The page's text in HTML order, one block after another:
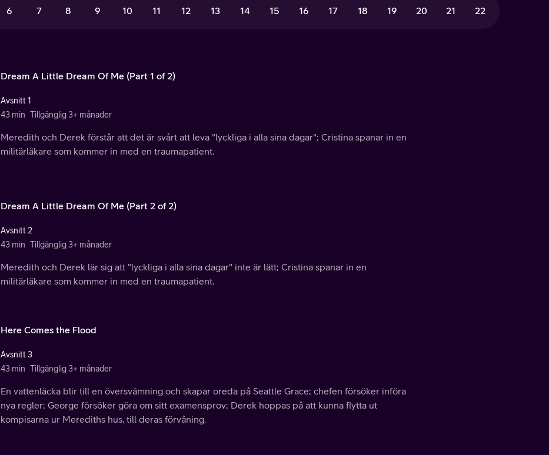
6 7 8 9 10 11 12 13 14 15 16 17 18 19 20 21 22
Dream A Little Dream Of Me (Part 1 of 2)
Avsnitt 1
43 min Tillgänglig 3+ månader
Meredith och Derek förstår att det är svårt att leva "lyckliga i alla sina dagar"; Cristina spanar in en
militärläkare som kommer in med en traumapatient.
Dream A Little Dream Of Me (Part 2 of 2)
Avsnitt 2
43 min Tillgänglig 3+ månader
Meredith och Derek lär sig att "lyckliga i alla sina dagar" inte är lätt; Cristina spanar in en
militärläkare som kommer in med en traumapatient.
Here Comes the Flood
Avsnitt 3
43 min Tillgänglig 3+ månader
En vattenläcka blir till en översvämning och skapar oreda på Seattle Grace; chefen försöker införa
nya regler; George försöker göra om sitt examensprov; Derek hoppas på att kunna flytta ut
kompisarna ur Merediths hus, till deras förvåning.